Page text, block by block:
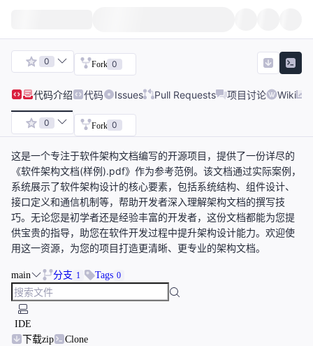
0 Fork 0
代码介绍 代码 Issues Pull Requests 项目讨论 Wiki
0 Fork 0
这是一个专注于软件架构文档编写的开源项目，提供了一份详尽的
《软件架构文档(样例).pdf》作为参考范例。该文档通过实际案例，
系统展示了软件架构设计的核心要素，包括系统结构、组件设计、
接口定义和通信机制等，帮助开发者深入理解架构文档的撰写技
巧。无论您是初学者还是经验丰富的开发者，这份文档都能为您提
供宝贵的指导，助您在软件开发过程中提升架构设计能力。欢迎使
用这一资源，为您的项目打造更清晰、更专业的架构文档。
main 分支 1 Tags 0
IDE
下载zip
Clone